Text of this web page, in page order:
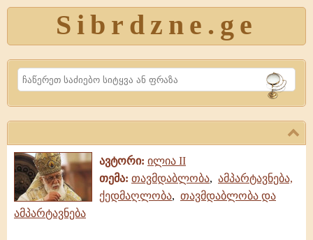
Sibrdzne.ge
Search
ავტორი: ილია II
თემა: თავმდაბლობა, ამპარტავნება,
ქედმაღლობა, თავმდაბლობა და
ამპარტავნება